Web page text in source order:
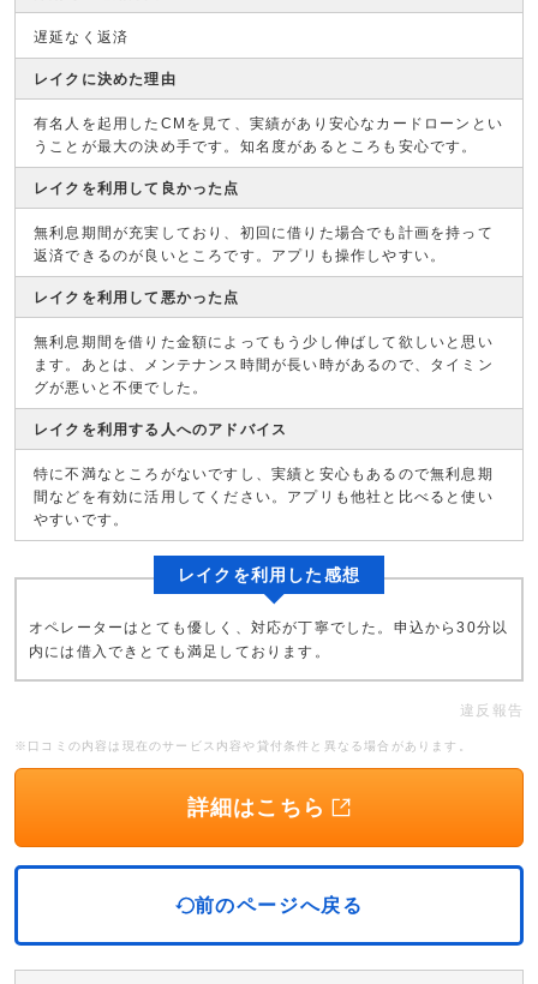
遅延なく返済
レイクに決めた理由
有名人を起用したCMを見て、実績があり安心なカードローンとい
うことが最大の決め手です。知名度があるところも安心です。
レイクを利用して良かった点
無利息期間が充実しており、初回に借りた場合でも計画を持って
返済できるのが良いところです。アプリも操作しやすい。
レイクを利用して悪かった点
無利息期間を借りた金額によってもう少し伸ばして欲しいと思い
ます。あとは、メンテナンス時間が長い時があるので、タイミン
グが悪いと不便でした。
レイクを利用する人へのアドバイス
特に不満なところがないですし、実績と安心もあるので無利息期
間などを有効に活用してください。アプリも他社と比べると使い
やすいです。
レイクを利用した感想
オペレーターはとても優しく、対応が丁寧でした。申込から30分以
内には借入できとても満足しております。
違反報告
※口コミの内容は現在のサービス内容や貸付条件と異なる場合があります。
詳細はこちら
前のページへ戻る